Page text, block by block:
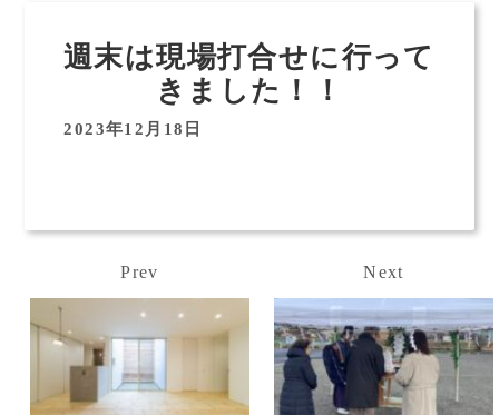
週末は現場打合せに行って
きました！！
2023年12月18日
Prev Next